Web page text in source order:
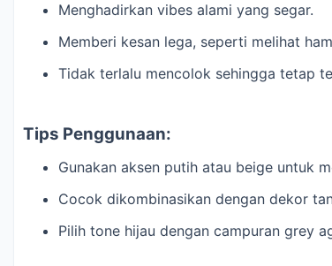
Menghadirkan vibes alami yang segar.
Memberi kesan lega, seperti melihat
Tidak terlalu mencolok sehingga tetap
Tips Penggunaan:
Gunakan aksen putih atau beige untuk
Cocok dikombinasikan dengan dekor
Pilih tone hijau dengan campuran grey